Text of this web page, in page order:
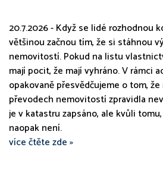
20.7.2026 - Když se lidé rozhodnou
většinou začnou tím, že si stáhnou
nemovitostí. Pokud na listu
mají pocit, že mají vyhráno. V rámci
opakovaně přesvědčujeme o tom,
převodech nemovitostí zpravidla
je v katastru zapsáno, ale kvůli
naopak není.
více čtěte zde »